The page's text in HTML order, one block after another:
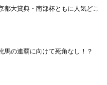
都大賞典・南部杯ともに人気どこ
馬の連覇に向けて死角なし！？